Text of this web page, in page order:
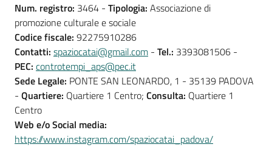
Num. registro: 3464 - Tipologia: Associazione di
promozione culturale e sociale
Codice fiscale: 92275910286
Contatti: spaziocatai@gmail.com - Tel.: 3393081506 -
PEC: controtempi_aps@pec.it
Sede Legale: PONTE SAN LEONARDO, 1 - 35139 PADOVA
- Quartiere: Quartiere 1 Centro; Consulta: Quartiere 1
Centro
Web e/o Social media:
https://www.instagram.com/spaziocatai_padova/